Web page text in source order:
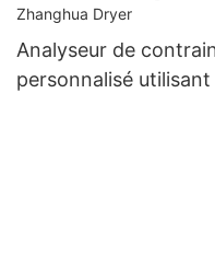
Analyseur de
personnalisé